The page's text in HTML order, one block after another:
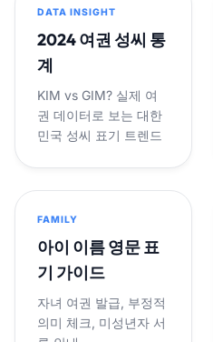
DATA INSIGHT
2024 여권 성씨 통
계
KIM vs GIM? 실제 여
권 데이터로 보는 대한
민국 성씨 표기 트렌드
FAMILY
아이 이름 영문 표
기 가이드
자녀 여권 발급, 부정적
의미 체크, 미성년자 서